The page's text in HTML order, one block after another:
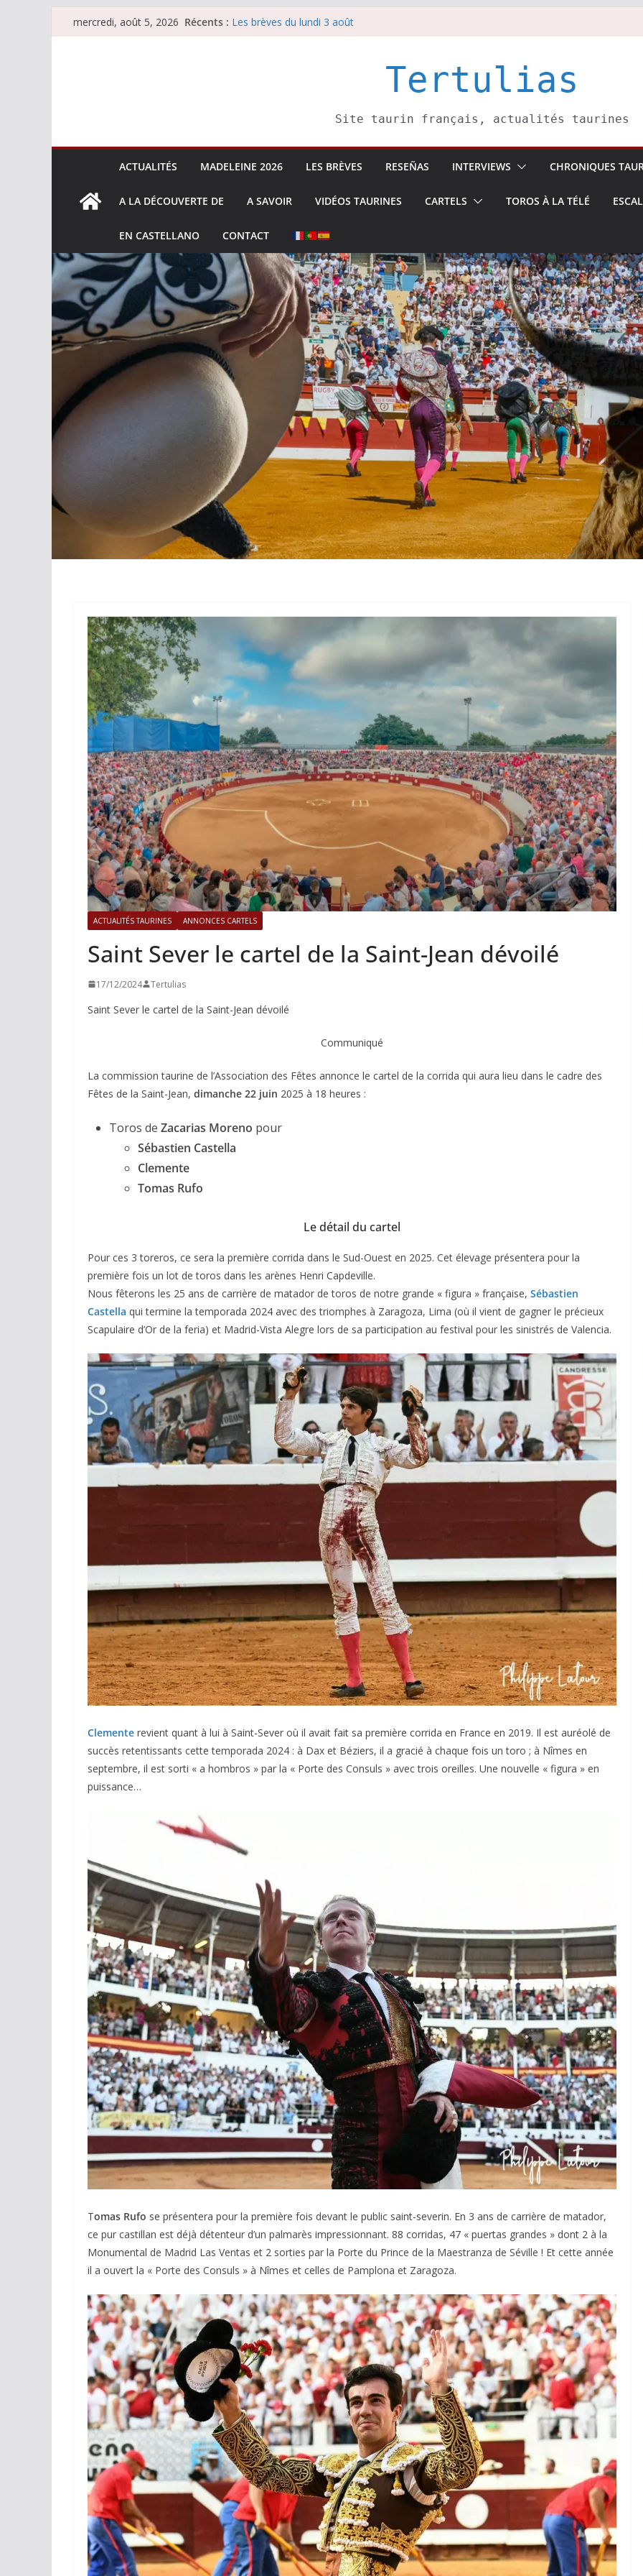
Passermercredi, août 5, 2026 Récents : Les brèves du lundi 3 août
Tertulias
Site taurin français, actualités taurines
ACTUALITÉS MADELEINE 2026 LES BRÈVES RESEÑAS INTERVIEWS CHRONIQUES
A LA DÉCOUVERTE DE A SAVOIR VIDÉOS TAURINES CARTELS TOROS À LA TÉLÉ
EN CASTELLANO CONTACT
ACTUALITÉS TAURINES ANNONCES CARTELS
Saint Sever le cartel de la Saint-Jean dévoilé
17/12/2024 Tertulias
Saint Sever le cartel de la Saint-Jean dévoilé
Communiqué
La commission taurine de l’Association des Fêtes annonce le cartel de la corrida qui aura lieu dans le cadre des
Fêtes de la Saint-Jean, dimanche 22 juin 2025 à 18 heures :
Toros de Zacarias Moreno pour
Sébastien Castella
Clemente
Tomas Rufo
Le détail du cartel
Pour ces 3 toreros, ce sera la première corrida dans le Sud-Ouest en 2025. Cet élevage présentera pour la
première fois un lot de toros dans les arènes Henri Capdeville.
Nous fêterons les 25 ans de carrière de matador de toros de notre grande « figura » française, Sébastien
Castella qui termine la temporada 2024 avec des triomphes à Zaragoza, Lima (où il vient de gagner le précieux
Scapulaire d’Or de la feria) et Madrid-Vista Alegre lors de sa participation au festival pour les sinistrés de Valencia.
Clemente revient quant à lui à Saint-Sever où il avait fait sa première corrida en France en 2019. Il est auréolé de
succès retentissants cette temporada 2024 : à Dax et Béziers, il a gracié à chaque fois un toro ; à Nîmes en
septembre, il est sorti « a hombros » par la « Porte des Consuls » avec trois oreilles. Une nouvelle « figura » en
puissance…
Tomas Rufo se présentera pour la première fois devant le public saint-severin. En 3 ans de carrière de matador,
ce pur castillan est déjà détenteur d’un palmarès impressionnant. 88 corridas, 47 « puertas grandes » dont 2 à la
Monumental de Madrid Las Ventas et 2 sorties par la Porte du Prince de la Maestranza de Séville ! Et cette année
il a ouvert la « Porte des Consuls » à Nîmes et celles de Pamplona et Zaragoza.
ACTUALITÉS TAURINES PHOTOS TAURINES 2026
Istres, l’ouverture en
photos
19/06/2026 Tertulias
ACTUALITÉS TAURINES PHOTOS TAURINES 2026
Bayonne, la corrida des
fêtes en photos
17/07/2026 Tertulias
ACTUALITÉS TAURINES
CHRONIQUES TAURINES 2026
Arles : au seuil des
espérances.
Olivier Castelnau
ACTUALITÉS TAURINES
CHRONIQUES TAURINES 2026
Istres : la feria des
ultimes émotions